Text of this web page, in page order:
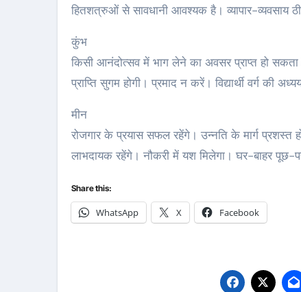
हितशत्रुओं से सावधानी आवश्यक है। व्यापार-व्यवसाय
कुंभ
किसी आनंदोत्सव में भाग लेने का अवसर प्राप्त हो सकता
प्राप्ति सुगम होगी। प्रमाद न करें। विद्यार्थी वर्ग की
मीन
रोजगार के प्रयास सफल रहेंगे। उन्नति के मार्ग प्रशस्त
लाभदायक रहेंगे। नौकरी में यश मिलेगा। घर-बाहर पूछ-
Share this:
WhatsApp X Facebook